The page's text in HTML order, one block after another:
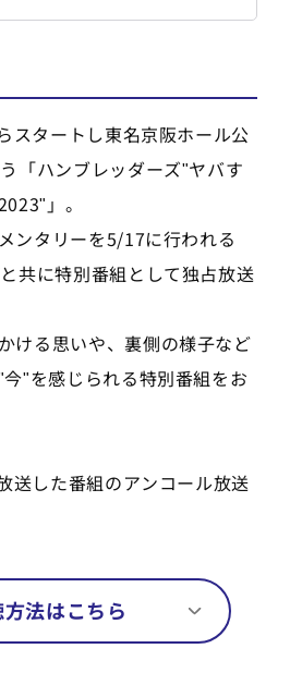
スタートし東名京阪ホール公
「ハンブレッダーズ"ヤバす
」。
ンタリーを5/17に行われる
共に特別番組として独占放送
ける思いや、裏側の様子など
"を感じられる特別番組をお
送した番組のアンコール放送
法はこちら